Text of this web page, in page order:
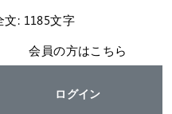
文: 1185文字
会員の方はこちら
ログイン